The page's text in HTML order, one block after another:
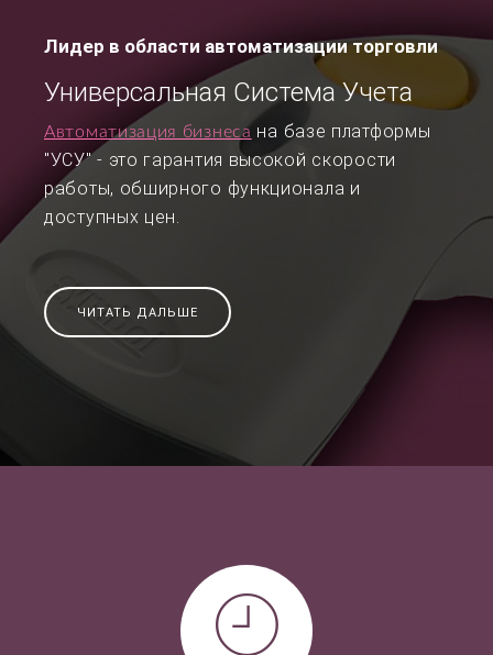
Лидер в области автоматизации торговли
Универсальная Система Учета
Автоматизация бизнеса на базе платформы
"УСУ" - это гарантия высокой скорости
работы, обширного функционала и
доступных цен.
ЧИТАТЬ ДАЛЬШЕ